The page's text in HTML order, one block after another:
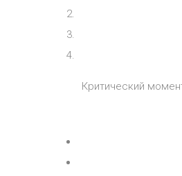
Критический